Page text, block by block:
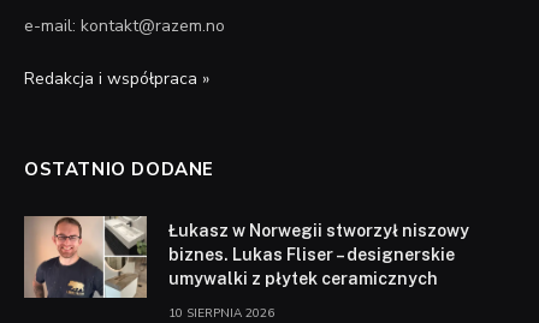
e-mail: kontakt@razem.no
Redakcja i współpraca »
OSTATNIO DODANE
Łukasz w Norwegii stworzył niszowy
biznes. Lukas Fliser – designerskie
umywalki z płytek ceramicznych
10 SIERPNIA 2026